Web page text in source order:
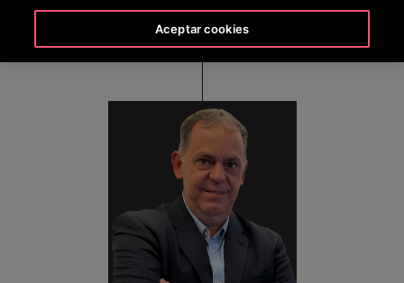
Aceptar cookies